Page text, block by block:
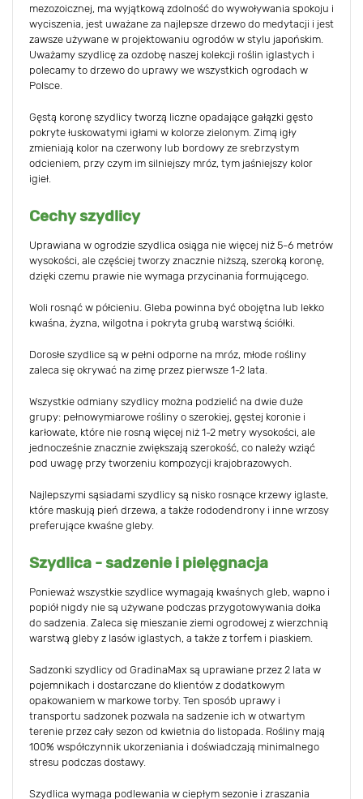
mezozoicznej, ma wyjątkową zdolność do wywoływania spokoju i
wyciszenia, jest uważane za najlepsze drzewo do medytacji i jest
zawsze używane w projektowaniu ogrodów w stylu japońskim.
Uważamy szydlicę za ozdobę naszej kolekcji roślin iglastych i
polecamy to drzewo do uprawy we wszystkich ogrodach w
Polsce.
Gęstą koronę szydlicy tworzą liczne opadające gałązki gęsto
pokryte łuskowatymi igłami w kolorze zielonym. Zimą igły
zmieniają kolor na czerwony lub bordowy ze srebrzystym
odcieniem, przy czym im silniejszy mróz, tym jaśniejszy kolor
igieł.
Cechy szydlicy
Uprawiana w ogrodzie szydlica osiąga nie więcej niż 5-6 metrów
wysokości, ale częściej tworzy znacznie niższą, szeroką koronę,
dzięki czemu prawie nie wymaga przycinania formującego.
Woli rosnąć w półcieniu. Gleba powinna być obojętna lub lekko
kwaśna, żyzna, wilgotna i pokryta grubą warstwą ściółki.
Dorosłe szydlice są w pełni odporne na mróz, młode rośliny
zaleca się okrywać na zimę przez pierwsze 1-2 lata.
Wszystkie odmiany szydlicy można podzielić na dwie duże
grupy: pełnowymiarowe rośliny o szerokiej, gęstej koronie i
karłowate, które nie rosną więcej niż 1-2 metry wysokości, ale
jednocześnie znacznie zwiększają szerokość, co należy wziąć
pod uwagę przy tworzeniu kompozycji krajobrazowych.
Najlepszymi sąsiadami szydlicy są nisko rosnące krzewy iglaste,
które maskują pień drzewa, a także rododendrony i inne wrzosy
preferujące kwaśne gleby.
Szydlica - sadzenie i pielęgnacja
Ponieważ wszystkie szydlice wymagają kwaśnych gleb, wapno i
popiół nigdy nie są używane podczas przygotowywania dołka
do sadzenia. Zaleca się mieszanie ziemi ogrodowej z wierzchnią
warstwą gleby z lasów iglastych, a także z torfem i piaskiem.
Sadzonki szydlicy od GradinaMax są uprawiane przez 2 lata w
pojemnikach i dostarczane do klientów z dodatkowym
opakowaniem w markowe torby. Ten sposób uprawy i
transportu sadzonek pozwala na sadzenie ich w otwartym
terenie przez cały sezon od kwietnia do listopada. Rośliny mają
100% współczynnik ukorzeniania i doświadczają minimalnego
stresu podczas dostawy.
Szydlica wymaga podlewania w ciepłym sezonie i zraszania